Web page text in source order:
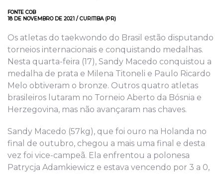
FONTE COB
18 DE NOVEMBRO DE 2021 / CURITIBA (PR)
Os atletas do taekwondo do Brasil estão disputando
torneios internacionais e conquistando medalhas.
Nesta quarta-feira (17), Sandy Macedo conquistou a
medalha de prata e Milena Titoneli e Paulo Ricardo
Melo obtiveram o bronze. Outros quatro atletas
brasileiros lutaram no Torneio Aberto da Bósnia e
Herzegovina, mas não avançaram nas chaves.
Sandy Macedo (57kg), que foi ouro na Holanda no
final de outubro, chegou a mais uma final e desta
vez foi vice-campeã. Ela enfrentou a polonesa
Patrycja Adamkiewicz e estava vencendo por 3 a 0,